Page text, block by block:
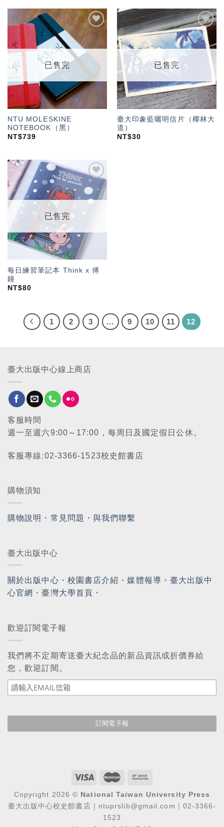
望輕
單」
已售完
NTU MOLESKINE
NOTEBOOK（黑）
NT$739
加入
「願
望輕
單」
已售完
臺大印象藍曬明信片（椰林大
道）
NT$30
「願
望輕
已售完
每日練習筆記本 Think x 傅
鐘
NT$80
1 2 3 ... 9 10 11 12
臺大出版中心線上商店
客服時間
週一至週六9:00～17:00，每周日及國定假日公休。
客服專線:02-3366-1523校史館書店
購物須知
購物說明 ・ 常見問題 ・與我們聯繫
臺大出版中心
關於出版中心 ・ 校園書店介紹 ・媒體報導 ・ 臺大出版中
心官網 ・臺灣大學首頁 ・
歡迎訂閱電子報
我們將不定期寄送臺大紀念品的新品資訊或折價券給
您，歡迎訂閱。
Copyright 2026 © National Taiwan University Press
臺大出版中心校史館書店｜ntuprslib@gmail.com｜02-3366-
1523